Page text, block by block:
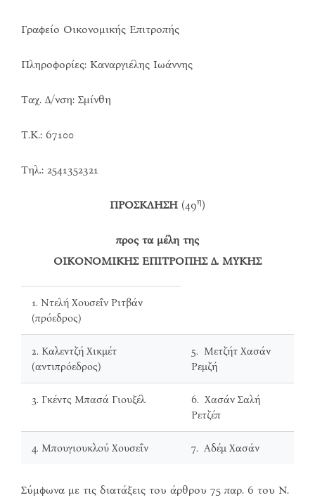
Γραφείο Οικονομικής Επιτροπής
Πληροφορίες: Καναργιέλης Ιωάννης
Ταχ. Δ/νση: Σμίνθη
Τ.Κ.: 67100
Τηλ.: 2541352321
ΠΡΟΣΚΛΗΣΗ (49η)
προς τα μέλη της
ΟΙΚΟΝΟΜΙΚΗΣ ΕΠΙΤΡΟΠΗΣ Δ. ΜΥΚΗΣ
1. Ντελή Χουσεΐν Ριτβάν
(πρόεδρος)
2. Καλεντζή Χικμέτ
(αντιπρόεδρος)
5. Μετζήτ Χασάν
Ρεμζή
3. Γκέντς Μπασά Γιουξέλ
6. Χασάν Σαλή
Ρετζέπ
4. Μπουγιουκλού Χουσεΐν 7. Αδέμ Χασάν
Σύμφωνα με τις διατάξεις του άρθρου 75 παρ. 6 του Ν.